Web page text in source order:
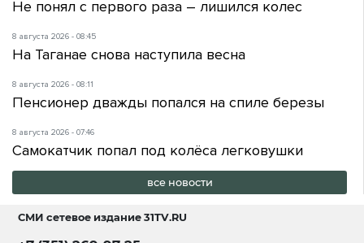
Не понял с первого раза – лишился колес
8 августа 2026 - 08:45
На Таганае снова наступила весна
8 августа 2026 - 08:11
Пенсионер дважды попался на спиле березы
8 августа 2026 - 07:46
Самокатчик попал под колёса легковушки
все новости
СМИ сетевое издание31TV.RU